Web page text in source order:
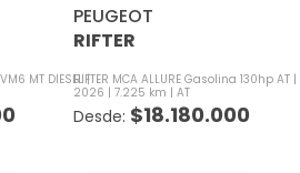
MT DIESEL
PEUGEOT
RIFTER
RIFTER MCA ALLURE Gasolina 130hp AT
2026
7.225 km AT
$18.180.000